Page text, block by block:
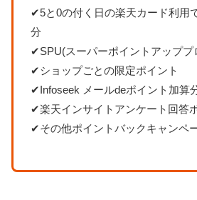
✔5と0の付く日の楽天カード利用
分
✔SPU(スーパーポイントアッププ
✔ショップごとの限定ポイント
✔Infoseek メールdeポイント加算
✔楽天インサイトアンケート回答
✔その他ポイントバックキャンペ